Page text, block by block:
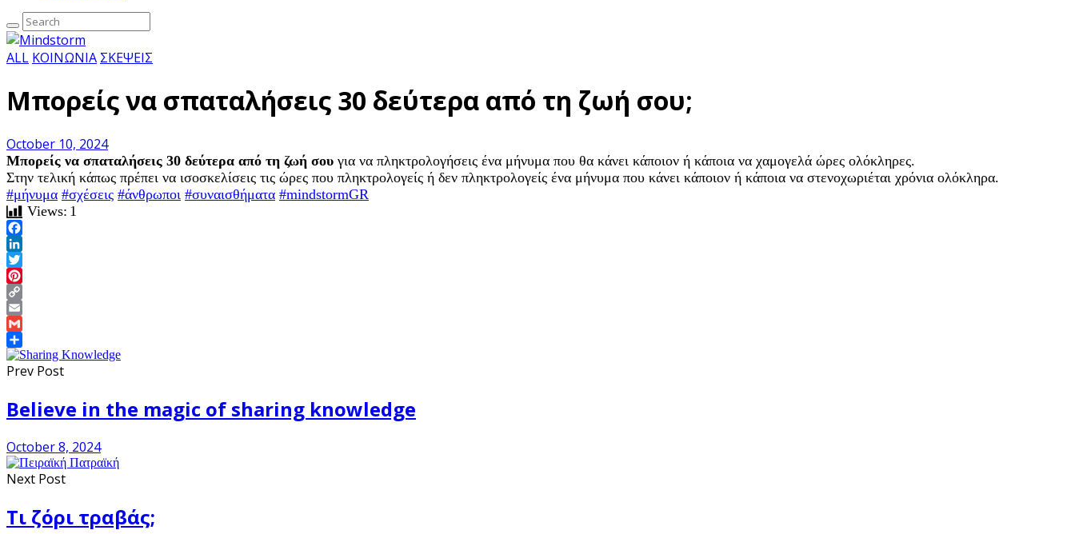
ALL ΚΟΙΝΩΝΙΑ ΣΚΕΨΕΙΣ
Μπορείς να σπαταλήσεις 30 δεύτερα από τη ζωή σου;
October 10, 2024
Μπορείς να σπαταλήσεις 30 δεύτερα από τη ζωή σου για να πληκτρολογήσεις ένα μήνυμα που θα κάνει κάποιον ή κάποια να χαμογελά ώρες ολόκληρες.
Στην τελική κάπως πρέπει να ισοσκελίσεις τις ώρες που πληκτρολογείς ή δεν πληκτρολογείς ένα μήνυμα που κάνει κάποιον ή κάποια να στενοχωριέται χρόνια ολόκληρα.
#μήνυμα #σχέσεις #άνθρωποι #συναισθήματα #mindstormGR
Views: 1
Facebook
LinkedIn
Twitter
Pinterest
Copy
Link
Email
Gmail
Share
Prev Post
Believe in the magic of sharing knowledge
October 8, 2024
Next Post
Τι ζόρι τραβάς;